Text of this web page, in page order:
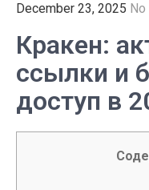
December 23, 2025 No
Кракен:
ссылки и
доступ в